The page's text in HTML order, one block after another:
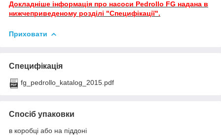
Докладніше інформація про насоси Pedrollo FG надана в
нижчеприведеному розділі "Специфікації".
Приховати
Специфікація
fg_pedrollo_katalog_2015.pdf
Спосіб упаковки
в коробці або на піддоні